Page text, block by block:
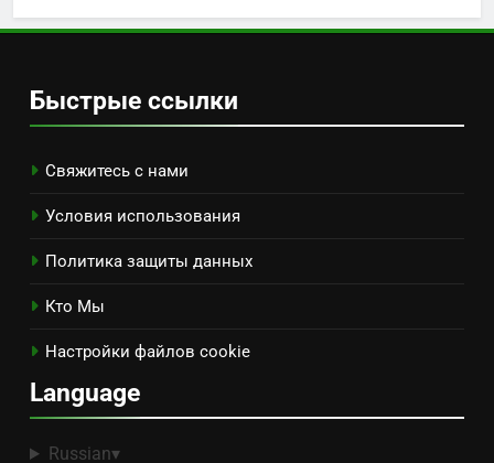
Быстрые ссылки
Свяжитесь с нами
Условия использования
Политика защиты данных
Кто Мы
Настройки файлов cookie
Language
Russian▾